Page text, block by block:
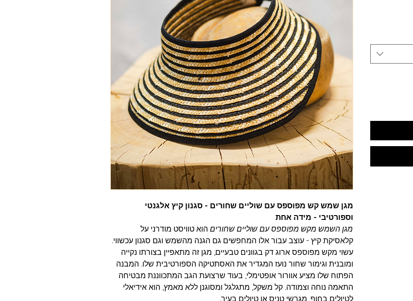
מגן שמש קש מפוספס עם שוליים שחורים - סגנון קיץ אלגנטי
וספורטיבי - מידה אחת
מגן השמש מקש מפוספס עם שוליים שחורים הוא טוויסט מודרני על
קלאסיקת קיץ - עוצב עבור אלו המחפשים גם הגנה מהשמש וגם סגנון עכשווי.
עשוי מקש מפוספס ארוג דק בגוונים טבעיים, מגן זה מתאפיין בצורתו נקייה
ומובנית וגימור שחור נועז המגדיר את האסתטיקה הספורטיבית שלו. המבנה
הפתוח שלו מציע אוורור אופטימלי, בעוד שרצועת הגב המתכווננת מבטיחה
התאמה נוחה וצמודה. קל משקל, מתגלגל ומסוגנן ללא מאמץ, הוא אידיאלי
לטיולים בחוף, מגרשי טניס או טיולים בעיר.